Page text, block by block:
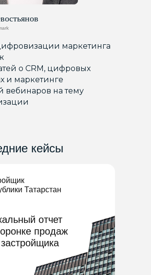
маркетинга
о CRM, цифровых
и маркетинге
вебинаров на тему
кейсы
отчет
продаж
Татарстан